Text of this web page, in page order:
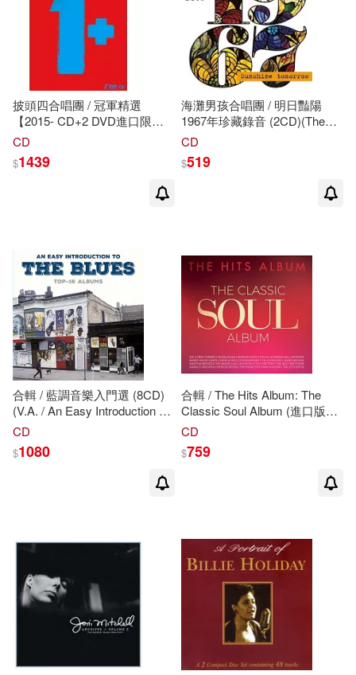
披頭四合唱團 / 冠軍精選
【2015- CD+2 DVD進口限量
版】(The Beatles / 1 [2015-
CD
$1439
海灘男孩合唱團 / 明日豔陽
1967年珍藏錄音 (2CD)(The
Beach Boys / Beach Boys
(2CD))
CD
$519
合輯 / 藍調音樂入門選 (8CD)
(V.A. / An Easy Introduction To
The Blues (8CD))
CD
$1080
合輯 / The Hits Album: The
Classic Soul Album (進口版
3CD)
CD
$759